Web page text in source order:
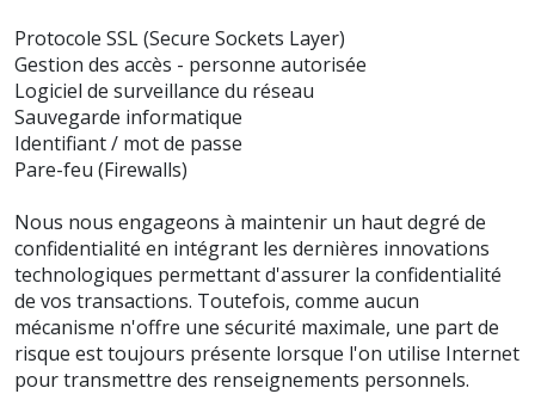
Protocole SSL (Secure Sockets Layer)
Gestion des accès - personne autorisée
Logiciel de surveillance du réseau
Sauvegarde informatique
Identifiant / mot de passe
Pare-feu (Firewalls)
Nous nous engageons à maintenir un haut degré de
confidentialité en intégrant les dernières innovations
technologiques permettant d'assurer la confidentialité
de vos transactions. Toutefois, comme aucun
mécanisme n'offre une sécurité maximale, une part de
risque est toujours présente lorsque l'on utilise Internet
pour transmettre des renseignements personnels.